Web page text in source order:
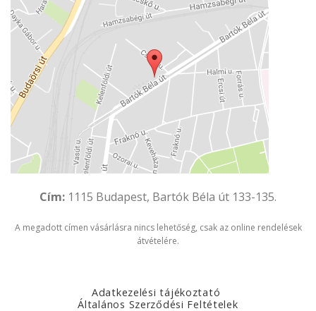
Cím: 1115 Budapest, Bartók Béla út 133-135.
A megadott címen vásárlásra nincs lehetőség, csak az online rendelések
átvételére.
Adatkezelési tájékoztató
Általános Szerződési Feltételek